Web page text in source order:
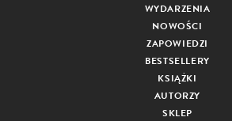
WYDARZENIA
NOWOŚCI
ZAPOWIEDZI
BESTSELLERY
KSIĄŻKI
AUTORZY
SKLEP